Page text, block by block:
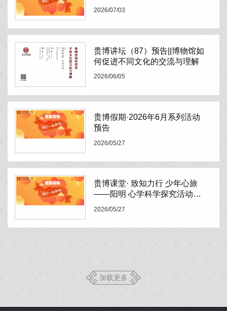
2026/07/03
贵博讲坛（87）预告||博物馆如
何促进不同文化的交流与理解
2026/06/05
贵博假期·2026年6月系列活动
预告
2026/05/27
贵博课堂· 致知力行 少年心旅
——阳明 心学科学探究活动预
2026/05/27
加载更多